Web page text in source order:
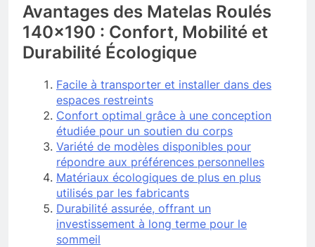
Avantages des Matelas Roulés
140×190 : Confort, Mobilité et
Durabilité Écologique
Facile à transporter et installer dans des
espaces restreints
Confort optimal grâce à une conception
étudiée pour un soutien du corps
Variété de modèles disponibles pour
répondre aux préférences personnelles
Matériaux écologiques de plus en plus
utilisés par les fabricants
Durabilité assurée, offrant un
investissement à long terme pour le
sommeil